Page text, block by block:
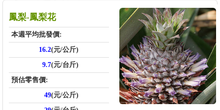
鳳梨-鳳梨花
本週平均批發價:
16.2(元/公斤)
9.7(元/台斤)
預估零售價:
49(元/公斤)